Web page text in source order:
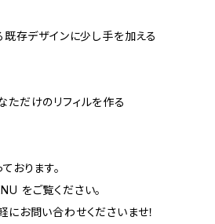
存デザインに少し手を加える
だけのリフィルを作る
おります。
をご覧ください。
お問い合わせくださいませ！